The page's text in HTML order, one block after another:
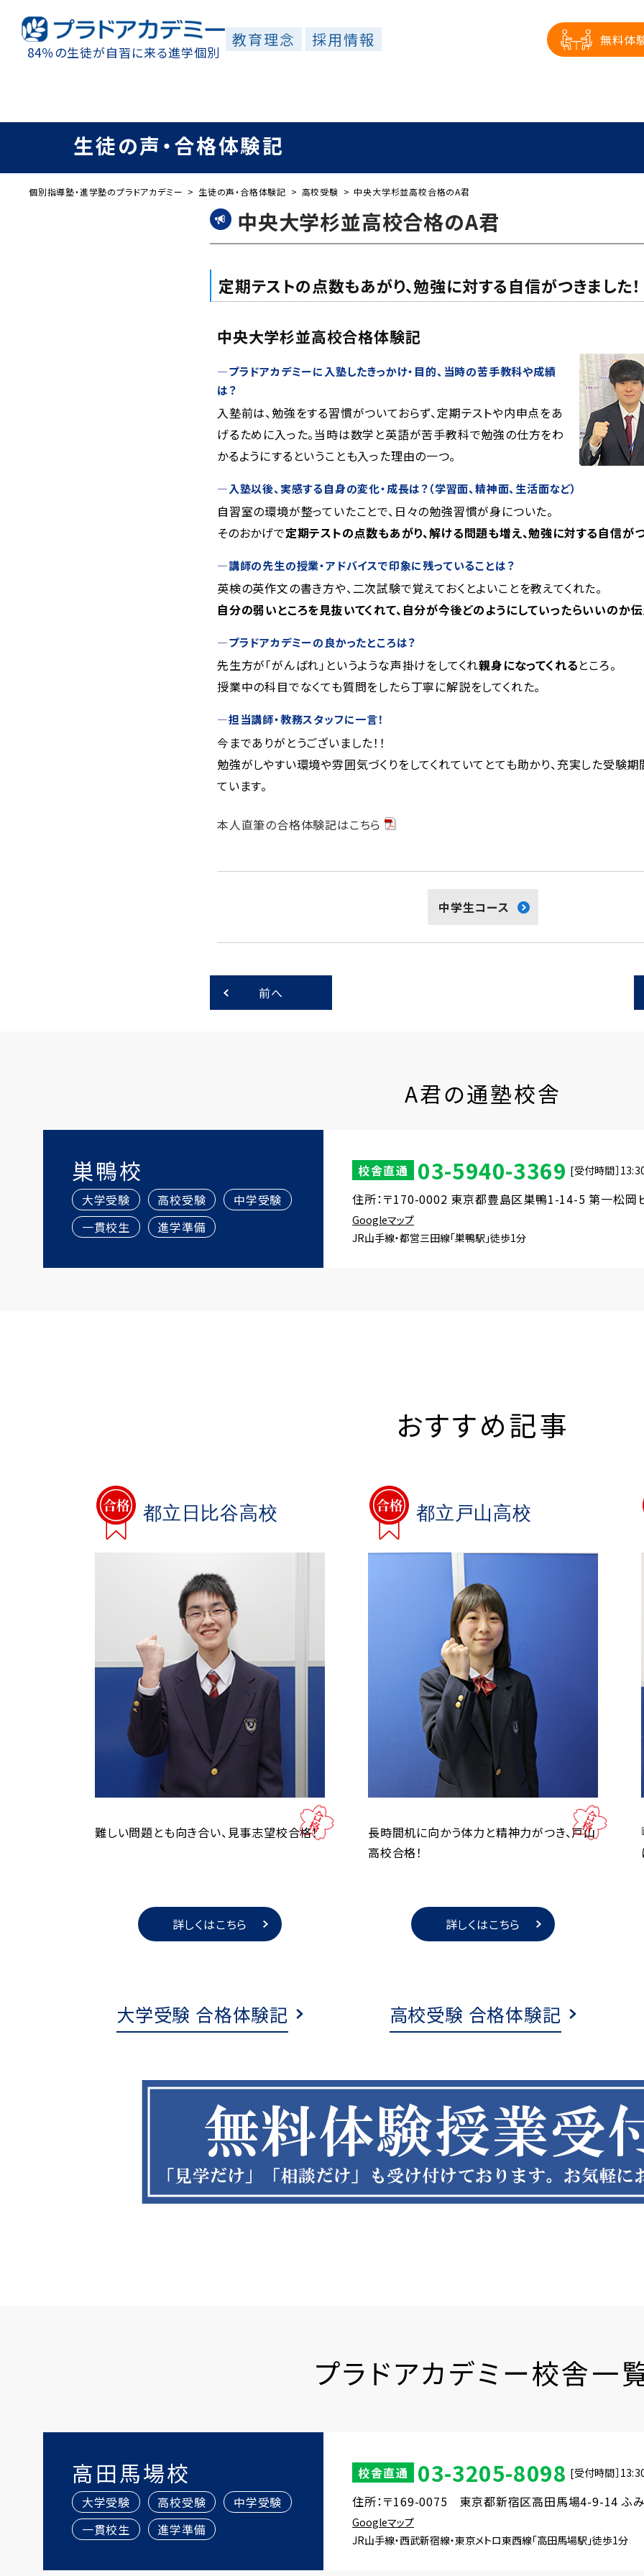
84％の生徒が自習に来る進学個別
教育理念 採用情報 無料体
校舎一覧 特色 質問できる自習室 講師陣 合格体験記
生徒の声・合格体験記
個別指導塾・進学塾のプラドアカデミー 生徒の声・合格体験記 高校受験 中央大学杉並高校合格のA君
中央大学杉並高校合格のA君
定期テストの点数もあがり、勉強に対する自信がつきました！
中央大学杉並高校合格体験記
―プラドアカデミーに入塾したきっかけ・目的、当時の苦手教科や成績
は？
入塾前は、勉強をする習慣がついておらず、定期テストや内申点をあ
げるために入った。当時は数学と英語が苦手教科で勉強の仕方をわ
かるようにするということも入った理由の一つ。
―入塾以後、実感する自身の変化・成長は？（学習面、精神面、生活面など）
自習室の環境が整っていたことで、日々の勉強習慣が身についた。
そのおかげで定期テストの点数もあがり、解ける問題も増え、勉強に対する自信がつ
―講師の先生の授業・アドバイスで印象に残っていることは？
英検の英作文の書き方や、二次試験で覚えておくとよいことを教えてくれた。
自分の弱いところを見抜いてくれて、自分が今後どのようにしていったらいいのか伝
―プラドアカデミーの良かったところは？
先生方が「がんばれ」というような声掛けをしてくれ親身になってくれるところ。
授業中の科目でなくても質問をしたら丁寧に解説をしてくれた。
―担当講師・教務スタッフに一言！
今までありがとうございました！！
勉強がしやすい環境や雰囲気づくりをしてくれていてとても助かり、充実した受験
ています。
本人直筆の合格体験記はこちら
中学生コース
前へ
A君の通塾校舎
巣鴨校
大学受験 高校受験
中学受験
一貫校生
進学準備
校舎直通 03-5940-3369 [受付時間］
住所：〒170-0002 東京都豊島区巣鴨1-14-5 第一松岡
Googleマップ
JR山手線・都営三田線「巣鴨駅」徒歩1分
おすすめ記事
都立日比谷高校
難しい問題とも向き合い、見事志望校合格！
詳しくはこちら
都立戸山高校
長時間机に向かう体力と精神力がつき、戸山
高校合格！
詳しくはこちら
大学受験 合格体験記 高校受験 合格体験記
プラドアカデミー校舎一
高田馬場校
大学受験 高校受験
中学受験
一貫校生
進学準備
校舎直通 03-3205-8098 [受付時間］
住所：〒169-0075 東京都新宿区高田馬場4-9-14 ふ
Googleマップ
JR山手線・西武新宿線・東京メトロ東西線「高田馬場駅」徒歩1分